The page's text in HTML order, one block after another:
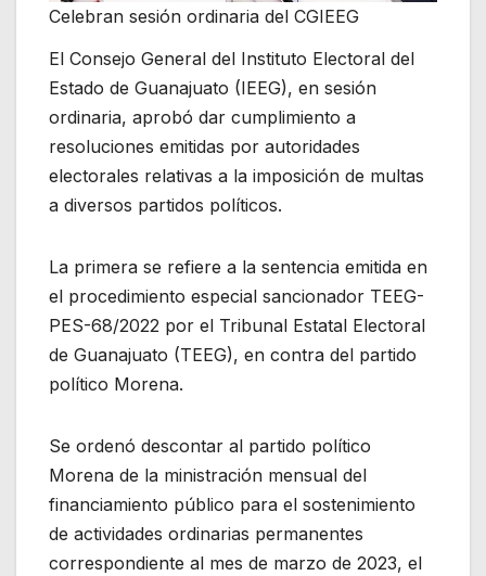
Celebran sesión ordinaria del CGIEEG
El Consejo General del Instituto Electoral del
Estado de Guanajuato (IEEG), en sesión
ordinaria, aprobó dar cumplimiento a
resoluciones emitidas por autoridades
electorales relativas a la imposición de multas
a diversos partidos políticos.
La primera se refiere a la sentencia emitida en
el procedimiento especial sancionador TEEG-
PES-68/2022 por el Tribunal Estatal Electoral
de Guanajuato (TEEG), en contra del partido
político Morena.
Se ordenó descontar al partido político
Morena de la ministración mensual del
financiamiento público para el sostenimiento
de actividades ordinarias permanentes
correspondiente al mes de marzo de 2023, el